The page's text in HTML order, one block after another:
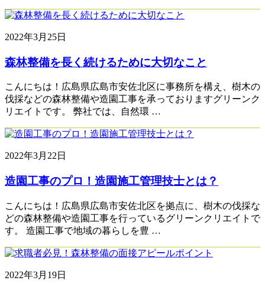
2022年3月25日
森林整備を長く続けるために大切なこと
こんにちは！広島県広島市安佐北区に事務所を構え、樹木の
伐採などの森林整備や造園工事を承っておりますグリーンク
リエイトです。 弊社では、自然環 …
2022年3月22日
造園工事のプロ！造園施工管理技士とは？
こんにちは！広島県広島市安佐北区を拠点に、樹木の伐採な
どの森林整備や造園工事を行っているグリーンクリエイトで
す。 造園工事で地域の暮らしを豊 …
2022年3月19日